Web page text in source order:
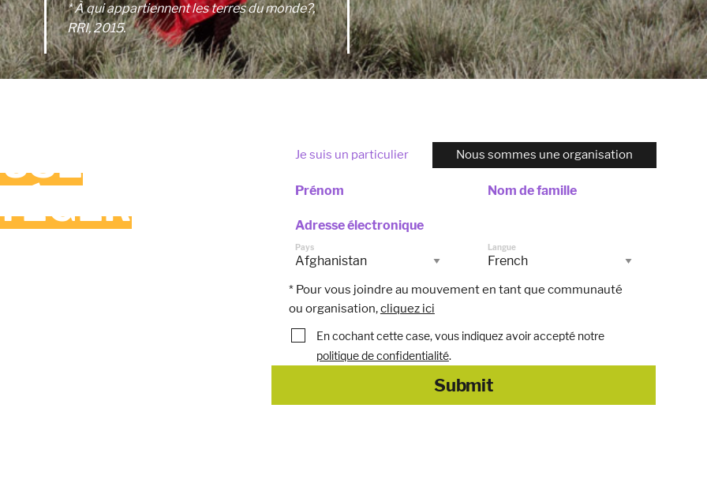
* À qui appartiennent les terres du monde?,
RRI, 2015.
Je suis un particulier Nous sommes une organisation
Prénom Nom de famille
Adresse électronique
Pays Langue
* Pour vous joindre au mouvement en tant que communauté
ou organisation,cliquez ici
En cochant cette case, vous indiquez avoir accepté notre
politique de confidentialité.